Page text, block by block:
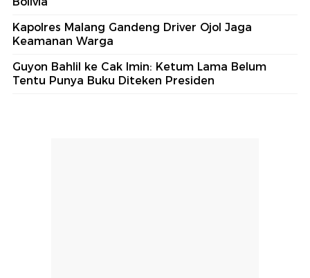
Kapolres Malang Gandeng Driver Ojol Jaga
Keamanan Warga
Guyon Bahlil ke Cak Imin: Ketum Lama Belum
Tentu Punya Buku Diteken Presiden